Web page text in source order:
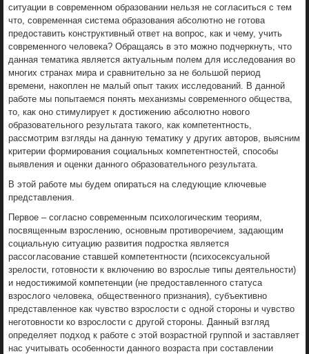
ситуации в современном образовании нельзя не согласиться с тем
что, современная система образования абсолютно не готова
предоставить конструктивный ответ на вопрос, как и чему, учить
современного человека? Обращаясь в это можно подчеркнуть, что
данная тематика является актуальным полем для исследования во
многих странах мира и сравнительно за не большой период
времени, накоплен не малый опыт таких исследований. В данной
работе мы попытаемся понять механизмы современного общества,
то, как оно стимулирует к достижению абсолютно нового
образовательного результата такого, как компетентность,
рассмотрим взгляды на данную тематику у других авторов, выясним
критерии формирования социальных компетентностей, способы
выявления и оценки данного образовательного результата.
В этой работе мы будем опираться на следующие ключевые
представления.
Первое – согласно современным психологическим теориям,
посвященным взрослению, основным противоречием, задающим
социальную ситуацию развития подростка является
рассогласование ставшей компетентности (психосексуальной
зрелости, готовности к включению во взрослые типы деятельности)
и недостижимой компетенции (не предоставленного статуса
взрослого человека, общественного признания), субъективно
представленное как чувство взрослости с одной стороны и чувство
неготовности ко взрослости с другой стороны. Данный взгляд
определяет подход к работе с этой возрастной группой и заставляет
нас учитывать особенности данного возраста при составлении